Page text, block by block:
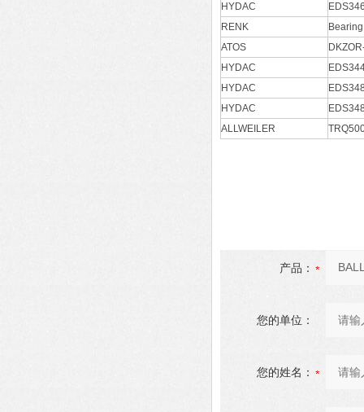
HYDAC
RENK
ATOS
HYDAC
HYDAC
HYDAC
ALLWEILER
产品：
您的单位：
您的姓名：